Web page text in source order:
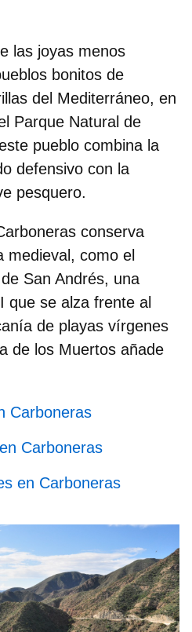
las joyas menos
bonitos de
del Mediterráneo, en
Parque Natural de
pueblo combina la
defensivo con la
pesquero.
conserva
medieval, como el
San Andrés, una
que se alza frente al
de playas vírgenes
de los Muertos añade
Carboneras
Carboneras
en Carboneras